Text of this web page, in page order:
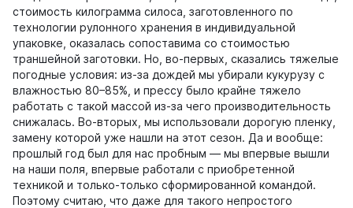
стоимость килограмма силоса, заготовленного по
технологии рулонного хранения в индивидуальной
упаковке, оказалась сопоставима со стоимостью
траншейной заготовки. Но, во-первых, сказались тяжелые
погодные условия: из-за дождей мы убирали кукурузу с
влажностью 80–85%, и прессу было крайне тяжело
работать с такой массой из-за чего производительность
снижалась. Во-вторых, мы использовали дорогую пленку,
замену которой уже нашли на этот сезон. Да и вообще:
прошлый год был для нас пробным — мы впервые вышли
на наши поля, впервые работали с приобретенной
техникой и только-только сформированной командой.
Поэтому считаю, что даже для такого непростого